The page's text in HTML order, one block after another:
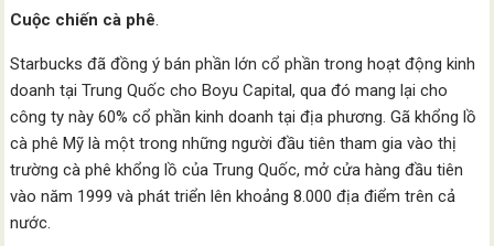
Cuộc chiến cà phê.
Starbucks đã đồng ý bán phần lớn cổ phần trong hoạt động kinh
doanh tại Trung Quốc cho Boyu Capital, qua đó mang lại cho
công ty này 60% cổ phần kinh doanh tại địa phương. Gã khổng lồ
cà phê Mỹ là một trong những người đầu tiên tham gia vào thị
trường cà phê khổng lồ của Trung Quốc, mở cửa hàng đầu tiên
vào năm 1999 và phát triển lên khoảng 8.000 địa điểm trên cả
nước.